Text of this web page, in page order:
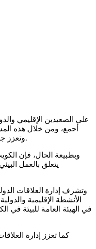
على الصعيدين الإقليمي
أجمع، ومن خلال هذه
وتعزز جهود بعضها البعض من أجل حماية البيئة.
وبطبيعة الحال، فإن
يتعلق بالعمل
وتشرف إدارة العلاقات
الأنشطة الإقليمية
في الهيئة العامة للبيئة في
كما تعزز إدارة